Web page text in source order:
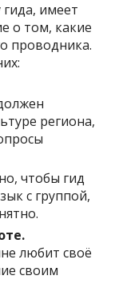
имеет
о том, какие
проводника.
региона,
чтобы гид
с группой,
любит своё
своим